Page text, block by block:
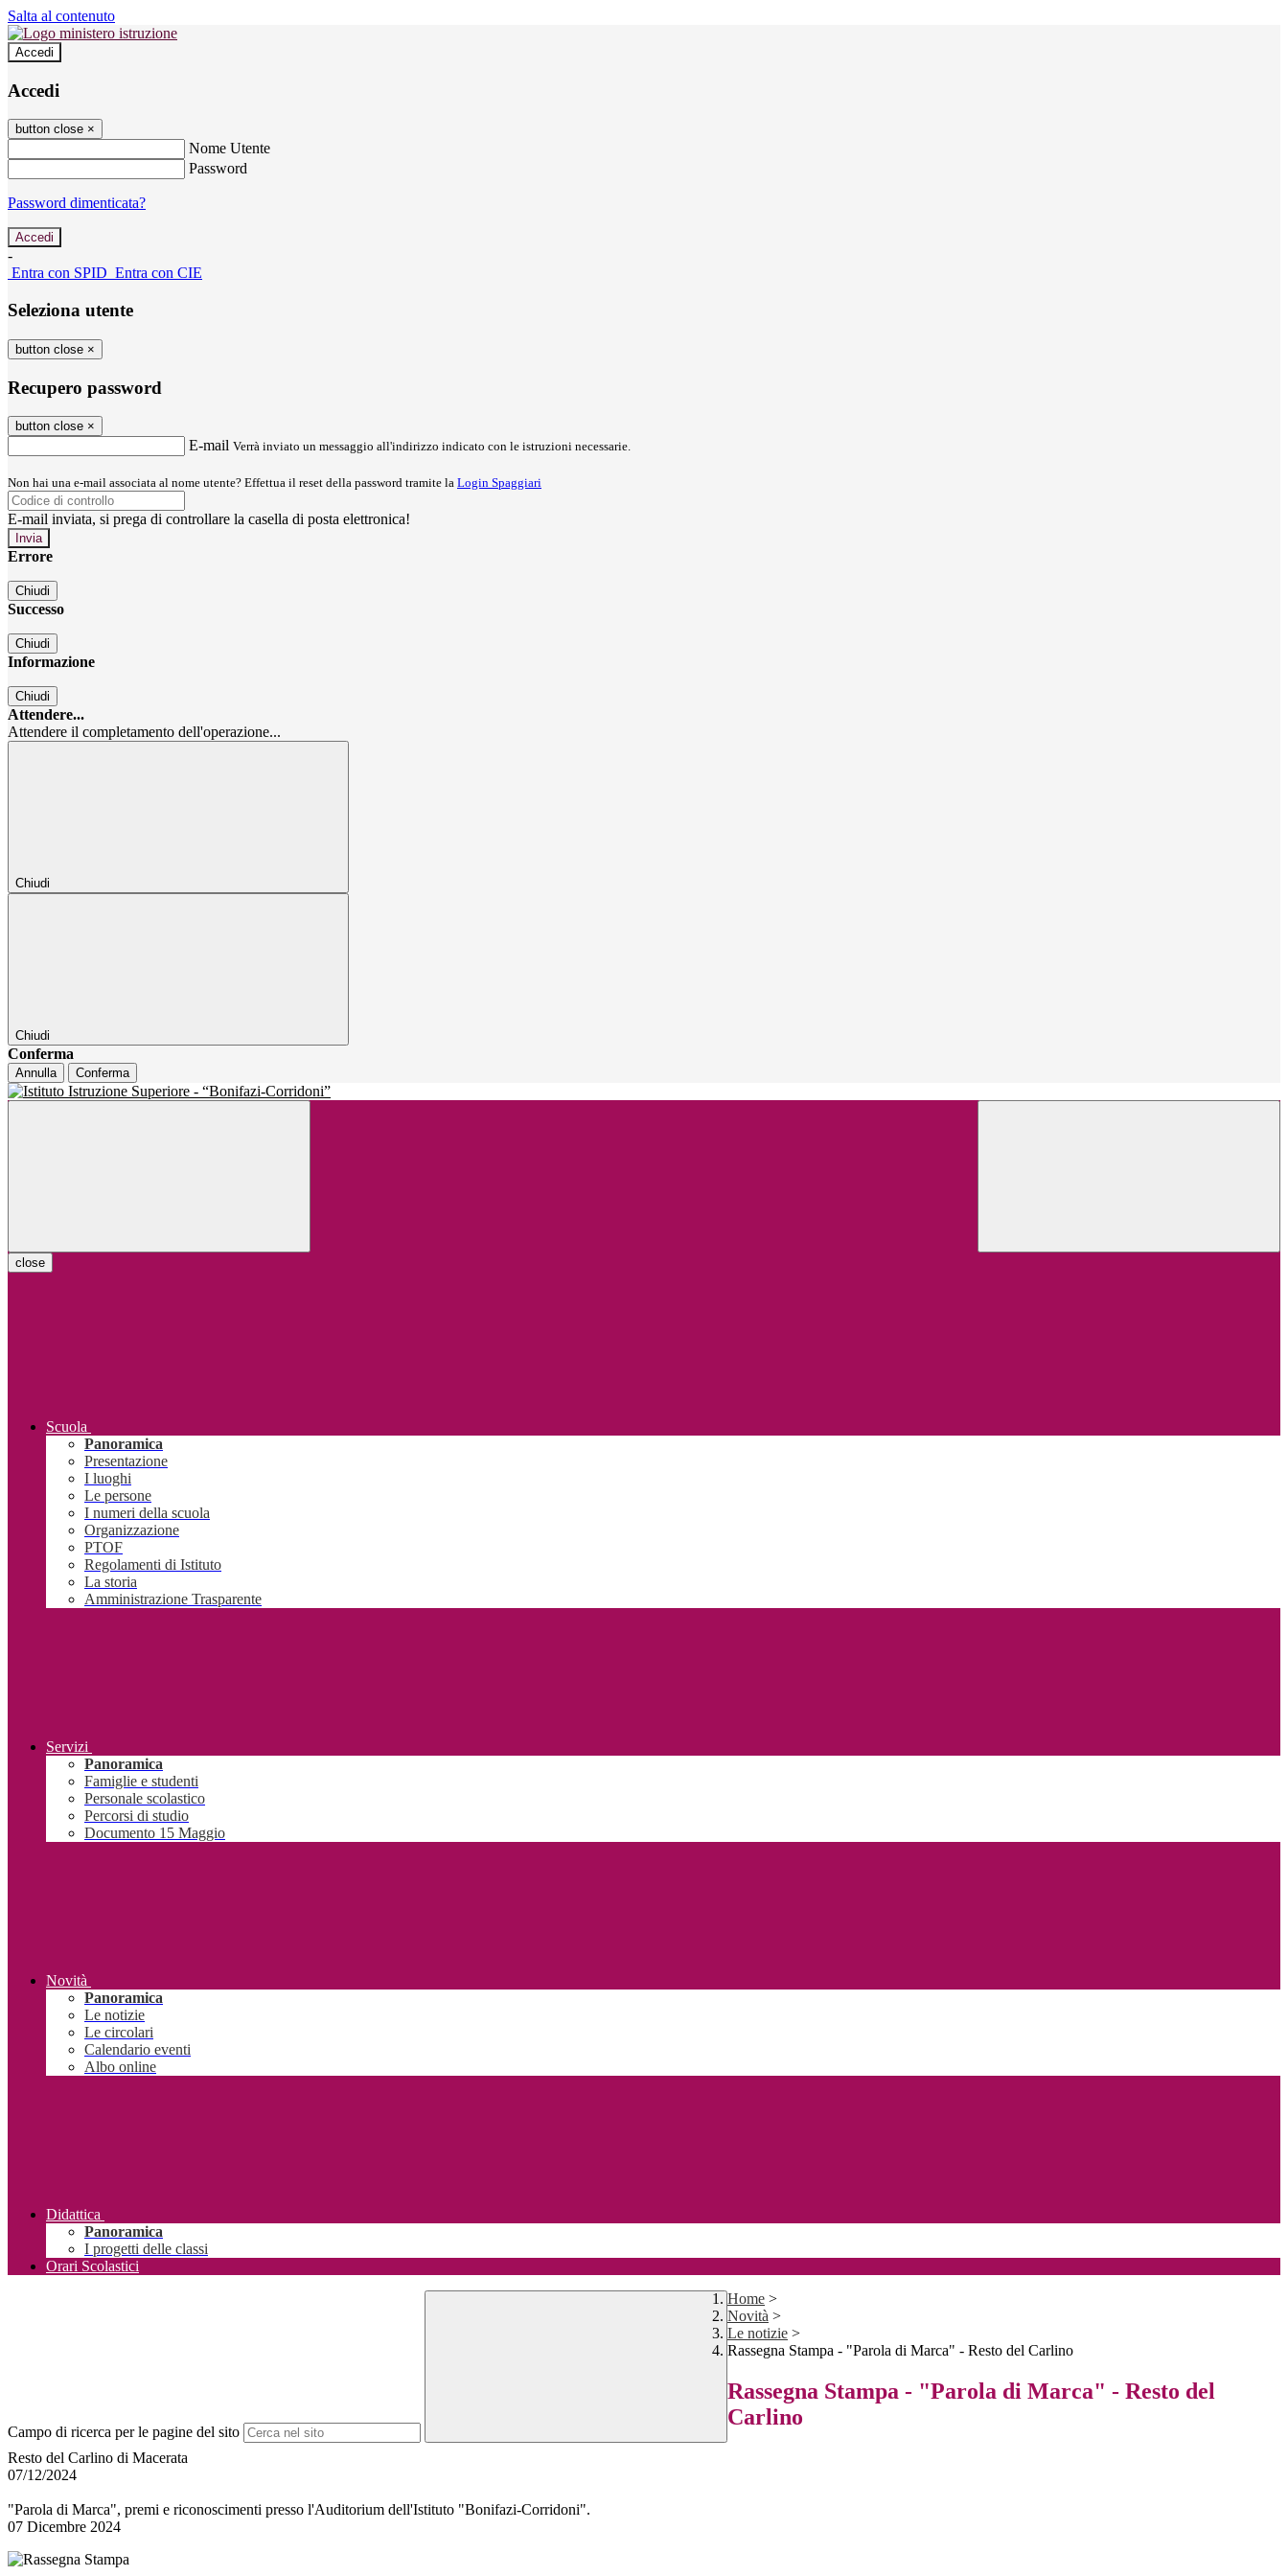
Salta al contenuto
Accedi
Accedi
button close ×
Nome Utente
Password
Password dimenticata?
-
Entra con SPID Entra con CIE
Seleziona utente
button close ×
Recupero password
button close ×
E-mail Verrà inviato un messaggio all'indirizzo indicato con le istruzioni necessarie.
Non hai una e-mail associata al nome utente? Effettua il reset della password tramite la Login Spaggiari
E-mail inviata, si prega di controllare la casella di posta elettronica!
Errore
Chiudi
Successo
Chiudi
Informazione
Chiudi
Attendere...
Attendere il completamento dell'operazione...
Chiudi
Chiudi
Conferma
Annulla Conferma
close
Scuola
Panoramica
Presentazione
I luoghi
Le persone
I numeri della scuola
Organizzazione
PTOF
Regolamenti di Istituto
La storia
Amministrazione Trasparente
Servizi
Panoramica
Famiglie e studenti
Personale scolastico
Percorsi di studio
Documento 15 Maggio
Novità
Panoramica
Le notizie
Le circolari
Calendario eventi
Albo online
Didattica
Panoramica
I progetti delle classi
Orari Scolastici
Campo di ricerca per le pagine del sito
Home >
Novità >
Le notizie >
Rassegna Stampa - "Parola di Marca" - Resto del Carlino
Rassegna Stampa - "Parola di Marca" - Resto del
Carlino
Resto del Carlino di Macerata
07/12/2024
"Parola di Marca", premi e riconoscimenti presso l'Auditorium dell'Istituto "Bonifazi-Corridoni".
07 Dicembre 2024